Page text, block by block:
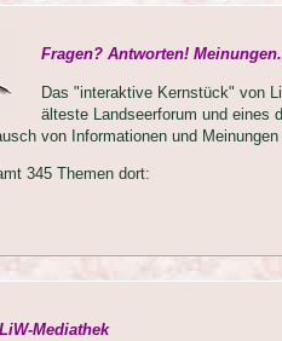
Fragen? Antworten!
Das "interaktive Kernstück" von
älteste Landseerforum und eines
von Informationen und Meinungen
345 Themen dort:
LiW-Mediathek